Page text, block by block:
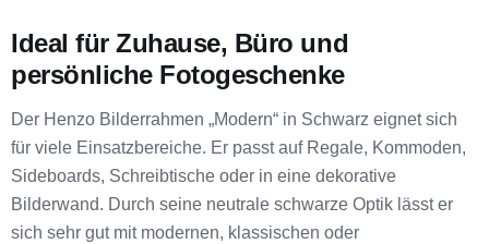
Ideal für Zuhause, Büro und
persönliche Fotogeschenke
Der Henzo Bilderrahmen „Modern“ in Schwarz eignet sich
für viele Einsatzbereiche. Er passt auf Regale, Kommoden,
Sideboards, Schreibtische oder in eine dekorative
Bilderwand. Durch seine neutrale schwarze Optik lässt er
sich sehr gut mit modernen, klassischen oder